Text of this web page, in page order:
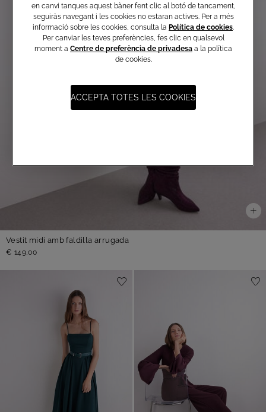
Vestit midi amb faldilla arrugada
€ 149,00
en canvi tanques aquest bàner fent clic al botó de tancament,
seguiràs navegant i les cookies no estaran actives. Per a més
informació sobre les cookies, consulta la Política de cookies
Per canviar les teves preferències, fes clic en qualsevol
moment a Centre de preferència de privadesa a la política
de cookies.
ACCEPTA TOTES LES COOKIES